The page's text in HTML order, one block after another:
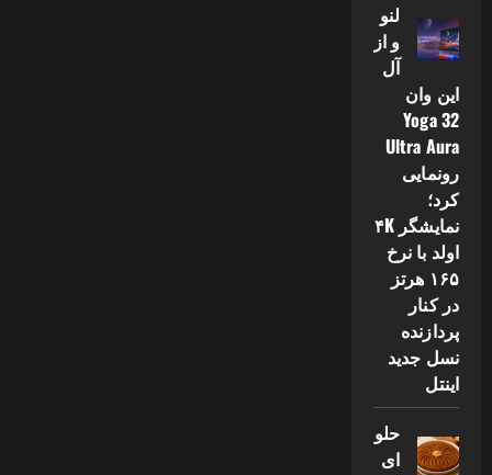
لنو
و از
آل
این وان
Yoga 32
Ultra Aura
رونمایی
کرد؛
نمایشگر ۴K
اولد با نرخ
۱۶۵ هرتز
در کنار
پردازنده
نسل جدید
اینتل
حلو
ای